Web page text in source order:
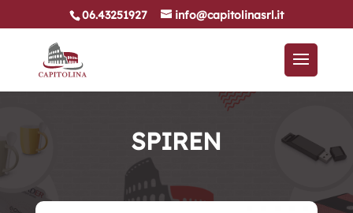
06.43251927 info@capitolinasrl.it
SPIREN